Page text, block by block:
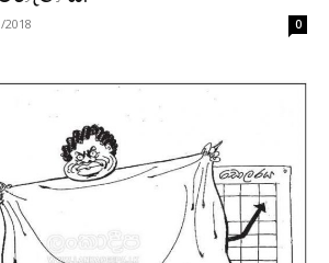
2018 0